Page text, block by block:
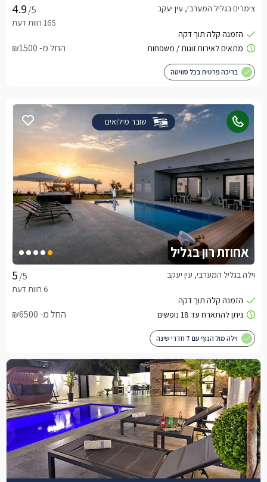
/5 צימרים בגליל המערבי, עין יעקב
החל מ- ₪1500
בריכה פרטית בכל סוויטה
שובר מילואים
אחוזת רון בגליל
/5 וילה בגליל המערבי, עין יעקב
החל מ- ₪6500
וילה מול הנוף עם 7 חדרי שינה